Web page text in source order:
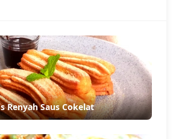
Renyah Saus Cokelat